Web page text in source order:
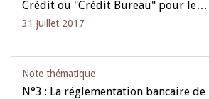
Crédit ou "Crédit Bureau" pour le…
31 juillet 2017
Note thématique
N°3 : La réglementation bancaire de